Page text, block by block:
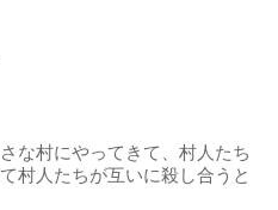
な村にやってきて、村人たち
村人たちが互いに殺し合うと